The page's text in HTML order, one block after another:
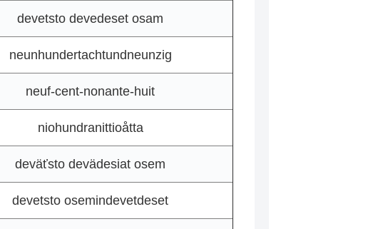
devetsto devedeset osam
neunhundertachtundneunzig
neuf-cent-nonante-huit
niohundranittioåtta
deväťsto devädesiat osem
devetsto osemindevetdeset